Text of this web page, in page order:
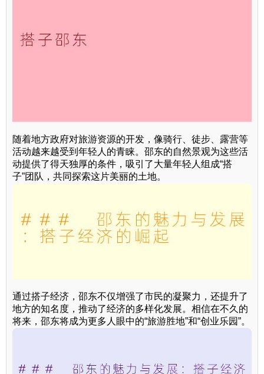
随着地方政府对旅游资源的开发，像骑行、徒步、露营等
活动越来越受到年轻人的青睐。邵东的自然景观为这些活
动提供了得天独厚的条件，吸引了大量年轻人组成“搭
子”团队，共同探索这片美丽的土地。
通过搭子经济，邵东不仅增强了市民的凝聚力，还提升了
地方的知名度，推动了经济的多样化发展。相信在不久的
将来，邵东将成为更多人眼中的“旅游胜地”和“创业乐园”。